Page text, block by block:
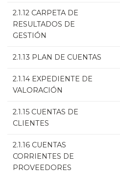
2.1.12 CARPETA DE
RESULTADOS DE
GESTIÓN
2.1.13 PLAN DE CUENTAS
2.1.14 EXPEDIENTE DE
VALORACIÓN
2.1.15 CUENTAS DE
CLIENTES
2.1.16 CUENTAS
CORRIENTES DE
PROVEEDORES